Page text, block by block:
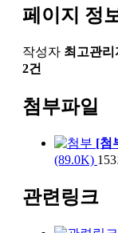
페이지 정
작성자 최고관리
2건
첨부파일
[첨
(89.0K)
관련링크